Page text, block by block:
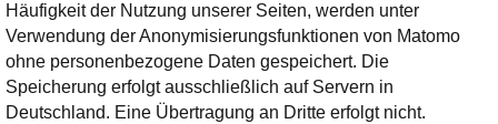
Häufigkeit der Nutzung unserer Seiten, werden unter
Verwendung der Anonymisierungsfunktionen von Matomo
ohne personenbezogene Daten gespeichert. Die
Speicherung erfolgt ausschließlich auf Servern in
Deutschland. Eine Übertragung an Dritte erfolgt nicht.